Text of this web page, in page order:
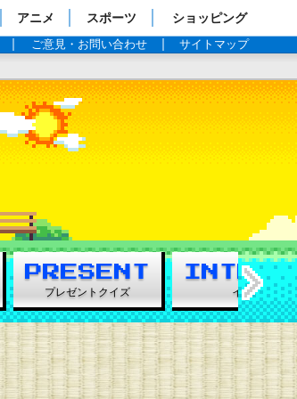
アニメ スポーツ ショッピング
ご意見・お問い合わせ サイトマップ
TBSテレビ：金曜ドラマ『凪のお暇』
プレゼントクイズ インタビュー
→
フォトギャラリー